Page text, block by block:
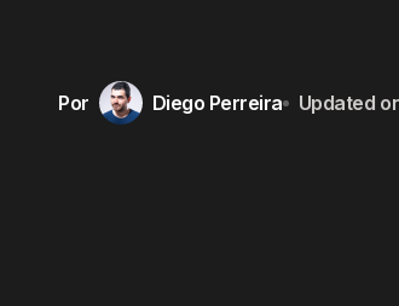
Por Diego Perreira Updated